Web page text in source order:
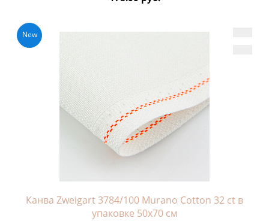
New
Канва Zweigart 3784/100 Murano Cotton 32 ct в
упаковке 50х70 см